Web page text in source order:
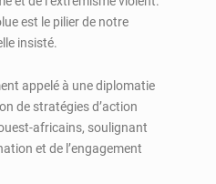
est le pilier de notre
insisté.
appelé à une diplomatie
de stratégies d’action
africains, soulignant
et de l’engagement